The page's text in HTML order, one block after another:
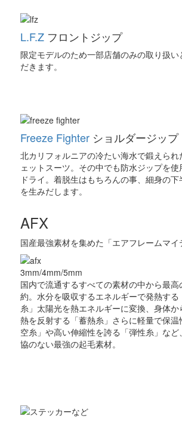
L.F.Z フロントジップ
限定モデルのため一部店舗のみの取り扱い
だきます。
Freeze Fighter ショルダージップ
北カリフォルニアの冷たい海水で鍛えられ
ェットスーツ。その中でも防水ジップを使
ドライ。着脱生はもちろんの事、細身の
を生みだします。
AFX
国産最強素材を集めた「エアフレームマイ
3mm/4mm/5mm
国内で流通するすべての素材の中から最高
約。水分を吸収するエネルギーで発熱する
糸」太陽光を熱エネルギーに変換、身体か
熱を反射する「蓄熱糸」さらに軽量で保温
空糸」や高い伸縮性を誇る「弾性糸」な
協のない最強の起毛素材。